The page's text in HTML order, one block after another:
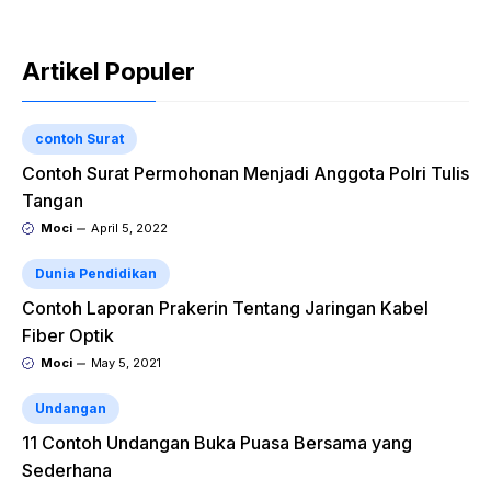
Artikel Populer
contoh Surat
Contoh Surat Permohonan Menjadi Anggota Polri Tulis
Tangan
Moci April 5, 2022
Dunia Pendidikan
Contoh Laporan Prakerin Tentang Jaringan Kabel
Fiber Optik
Moci May 5, 2021
Undangan
11 Contoh Undangan Buka Puasa Bersama yang
Sederhana